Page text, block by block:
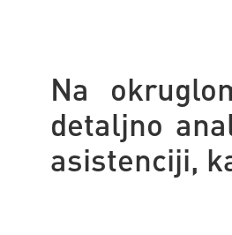
Na
detaljno
asistenciji,